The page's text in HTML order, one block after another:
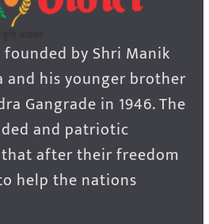
founded by Shri Manik
and his younger brother
Gangrade in 1946. The
and patriotic
after their freedom
help the nations